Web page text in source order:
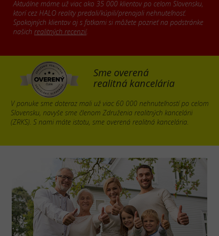
Aktuálne máme už viac ako 35 000 klientov po celom Slovensku,
ktorí cez HALO reality predali/kúpili/prenajali nehnuteľnosť.
Spokojných klientov aj s fotkami si môžete pozrieť na podstránke
našich realitných recenzií.
Sme overená
realitná kancelária
V ponuke sme doteraz mali už viac 60 000 nehnuteľností po celom
Slovensku, navyše sme členom Združenia realitných kancelárii
(ZRKS). S nami máte istotu, sme overená realitná kancelária.